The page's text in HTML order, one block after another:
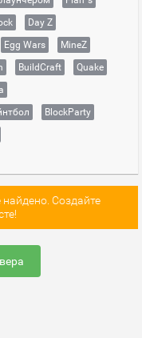
Day Z
Egg Wars
MineZ
BuildCraft
Quake
BlockParty
Создайте